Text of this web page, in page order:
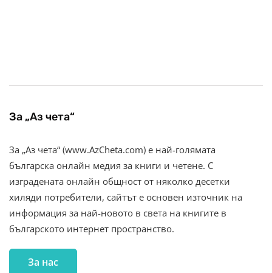
За „Аз чета“
За „Аз чета“ (www.AzCheta.com) е най-голямата
българска онлайн медия за книги и четене. С
изградената онлайн общност от няколко десетки
хиляди потребители, сайтът е основен източник на
информация за най-новото в света на книгите в
българското интернет пространство.
За нас